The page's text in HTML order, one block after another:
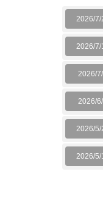
2026/7/
2026/7/
2026/
2026/
2026/5/
2026/5/